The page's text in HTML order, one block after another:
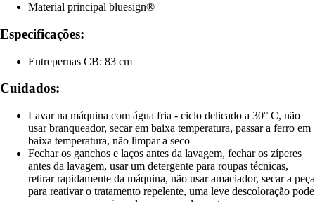
Material principal bluesign®
Especificações:
Entrepernas CB: 83 cm
Cuidados:
Lavar na máquina com água fria - ciclo delicado a 30° C, não
usar branqueador, secar em baixa temperatura, passar a ferro em
baixa temperatura, não limpar a seco
Fechar os ganchos e laços antes da lavagem, fechar os zíperes
antes da lavagem, usar um detergente para roupas técnicas,
retirar rapidamente da máquina, não usar amaciador, secar a peça
para reativar o tratamento repelente, uma leve descoloração pode